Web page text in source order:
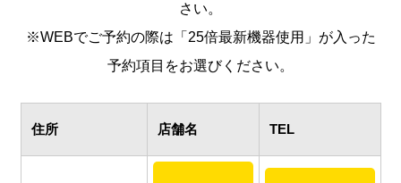
さい。
※WEBでご予約の際は「25倍最新機器使用」が入った
予約項目をお選びください。
住所 店舗名 TEL